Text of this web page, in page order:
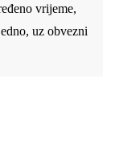
vrijeme,
uz obvezni